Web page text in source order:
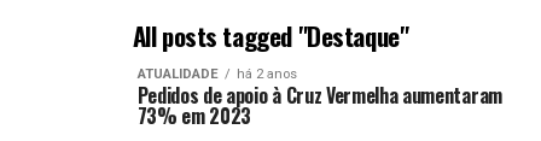
All posts tagged "Destaque"
ATUALIDADE há 2 anos
Pedidos de apoio à Cruz Vermelha aumentaram
73% em 2023